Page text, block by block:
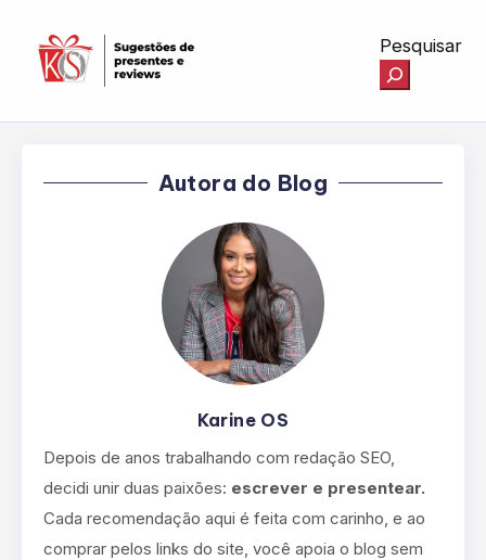
Pesquisar
Autora do Blog
Karine OS
Depois de anos trabalhando com redação SEO,
decidi unir duas paixões: escrever e presentear.
Cada recomendação aqui é feita com carinho, e ao
comprar pelos links do site, você apoia o blog sem